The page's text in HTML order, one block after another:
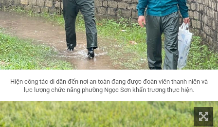
Hiện công tác di dân đến nơi an toàn đang được đoàn viên thanh niên và
lực lượng chức năng phường Ngọc Sơn khẩn trương thực hiện.